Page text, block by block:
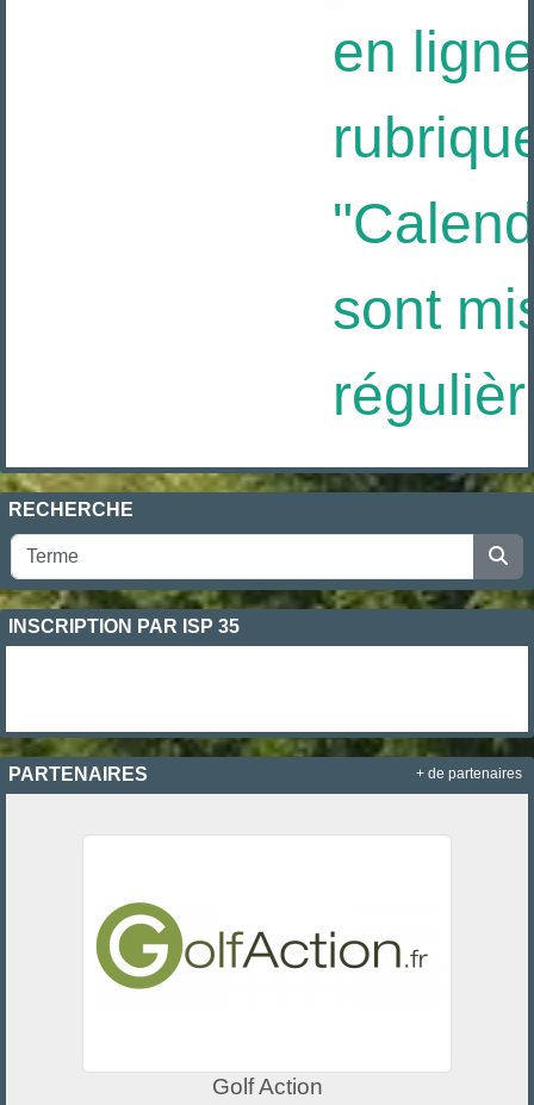
en
rubrique
sont
RECHERCHE
INSCRIPTION PAR ISP 35
PARTENAIRES
Golf Action
+ de partenaires